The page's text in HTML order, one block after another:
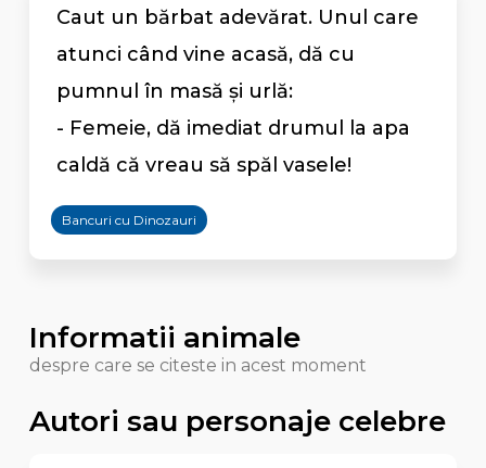
Caut un bărbat adevărat. Unul care
atunci când vine acasă, dă cu
pumnul în masă și urlă:
- Femeie, dă imediat drumul la apa
caldă că vreau să spăl vasele!
Bancuri cu Dinozauri
Informatii animale
despre care se citeste in acest moment
Autori sau personaje celebre